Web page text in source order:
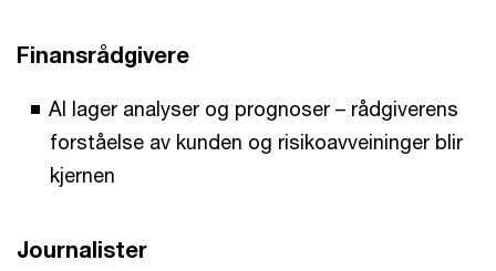
Finansrådgivere
AI lager analyser og prognoser – rådgiverens
forståelse av kunden og risikoavveininger blir
kjernen
Journalister